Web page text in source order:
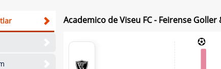
Academico de Viseu FC - Feirense